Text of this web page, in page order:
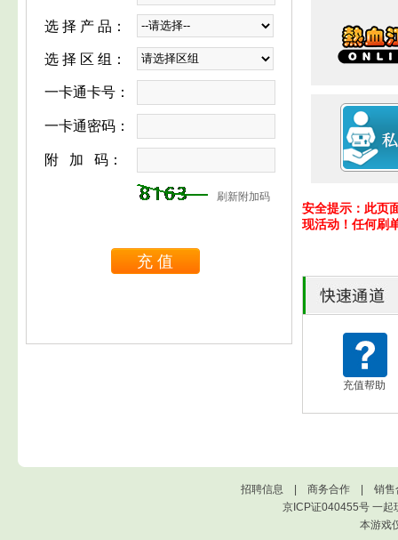
选 择 产 品：
选 择 区 组：
一卡通卡号：
一卡通密码：
附 加 码：
刷新附加码
安全提示：此页
现活动！任何刷
充值帮助
招聘信息 商务合作
销售
京ICP证040455号 一起
本游戏